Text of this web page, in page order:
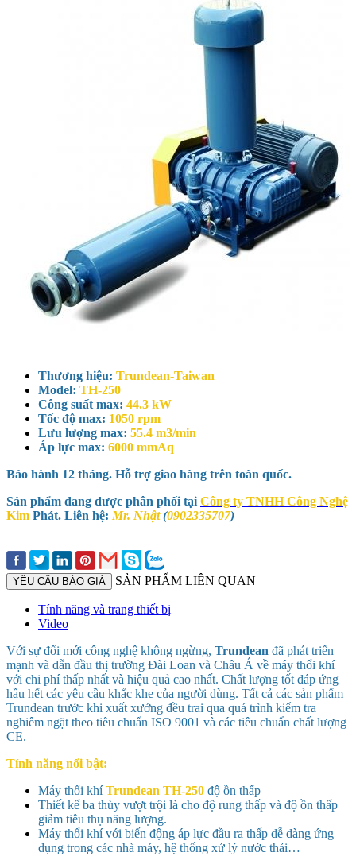
Thương hiệu: Trundean-Taiwan
Model: TH-250
Công suất max: 44.3 kW
Tốc độ max: 1050 rpm
Lưu lượng max: 55.4 m3/min
Áp lực max: 6000 mmAq
Bảo hành 12 tháng. Hỗ trợ giao hàng trên toàn quốc.
Sản phẩm đang được phân phối tại Công ty TNHH Công Nghệ
Kim Phát. Liên hệ: Mr. Nhật(0902335707)
YÊU CẦU BÁO GIÁ SẢN PHẨM LIÊN QUAN
Tính năng và trang thiết bị
Video
Với sự đổi mới công nghệ không ngừng, Trundean đã phát triển
mạnh và dẫn đầu thị trường Đài Loan và Châu Á về máy thổi khí
với chi phí thấp nhất và hiệu quả cao nhất. Chất lượng tốt đáp ứng
hầu hết các yêu cầu khắc khe của người dùng. Tất cả các sản phẩm
Trundean trước khi xuất xưởng đều trai qua quá trình kiểm tra
nghiêm ngặt theo tiêu chuẩn ISO 9001 và các tiêu chuẩn chất lượng
CE.
Tính năng nổi bật:
Máy thổi khíTrundean TH-250 độ ồn thấp
Thiết kế ba thùy vượt trội là cho độ rung thấp và độ ồn thấp
giảm tiêu thụ năng lượng.
Máy thổi khí với biến động áp lực đầu ra thấp dễ dàng ứng
dụng trong các nhà máy, hệ thống xử lý nước thải…